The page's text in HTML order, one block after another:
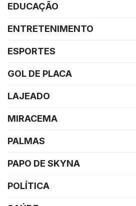
EDUCAÇÃO
ENTRETENIMENTO
ESPORTES
GOL DE PLACA
LAJEADO
MIRACEMA
PALMAS
PAPO DE SKYNA
POLÍTICA